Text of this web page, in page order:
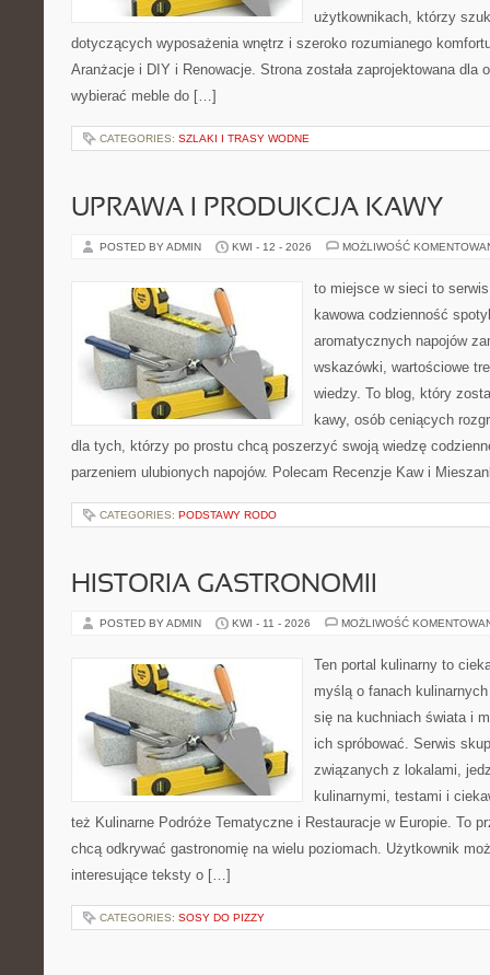
użytkownikach, którzy
dotyczących wyposażenia wnętrz i szeroko rozumianego
Aranżacje i DIY i Renowacje. Strona została zaprojektowana dla
wybierać meble do […]
CATEGORIES: SZLAKI I TRASY WODNE
UPRAWA I PRODUKCJA KAWY
POSTED BY ADMIN KWI - 12 - 2026 MOŻLIWOŚĆ
to miejsce w sieci to
kawowa codzienność
aromatycznych napojów
wskazówki, wartościowe
wiedzy. To blog, który
kawy, osób ceniących
dla tych, którzy po prostu chcą poszerzyć swoją wiedzę
parzeniem ulubionych napojów. Polecam Recenzje Kaw i
CATEGORIES: PODSTAWY RODO
HISTORIA GASTRONOMII
POSTED BY ADMIN KWI - 11 - 2026 MOŻLIWOŚĆ
Ten portal kulinarny to
myślą o fanach
się na kuchniach świata i
ich spróbować. Serwis
związanych z lokalami,
kulinarnymi, testami i
też Kulinarne Podróże Tematyczne i Restauracje w Europie. To
chcą odkrywać gastronomię na wielu poziomach. Użytkownik
interesujące teksty o […]
CATEGORIES: SOSY DO PIZZY